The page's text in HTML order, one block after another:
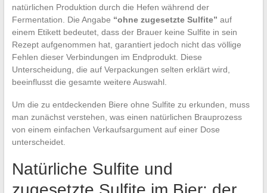
natürlichen Produktion durch die Hefen während der
Fermentation. Die Angabe “ohne zugesetzte Sulfite” auf
einem Etikett bedeutet, dass der Brauer keine Sulfite in sein
Rezept aufgenommen hat, garantiert jedoch nicht das völlige
Fehlen dieser Verbindungen im Endprodukt. Diese
Unterscheidung, die auf Verpackungen selten erklärt wird,
beeinflusst die gesamte weitere Auswahl.
Um die zu entdeckenden Biere ohne Sulfite zu erkunden, muss
man zunächst verstehen, was einen natürlichen Brauprozess
von einem einfachen Verkaufsargument auf einer Dose
unterscheidet.
Natürliche Sulfite und